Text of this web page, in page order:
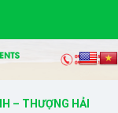
– THƯỢNG HẢI